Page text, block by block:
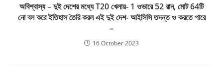
অবিশ্বাস্য – দুই দেশের মধ্যে T20 খেলায়- 1 ওভারে 52 রান, মোট 64টি
নো বল করে ইতিহাস তৈরি করল এই দুই দেশ- আইসিসি তদন্ত ও করতে পারে
–
16 October 2023